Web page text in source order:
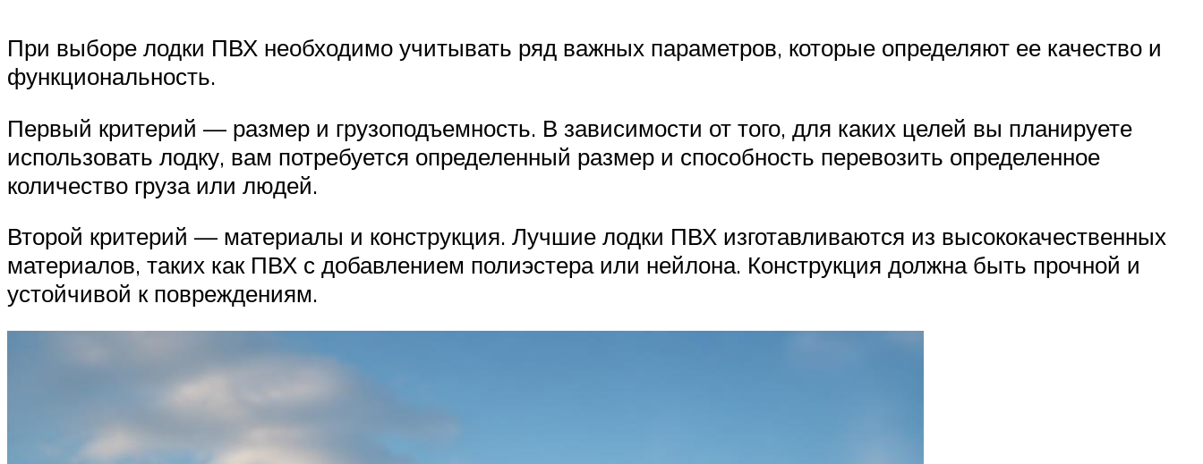
При выборе лодки ПВХ необходимо учитывать ряд важных параметров, которые определяют ее качество и
функциональность.
Первый критерий — размер и грузоподъемность. В зависимости от того, для каких целей вы планируете
использовать лодку, вам потребуется определенный размер и способность перевозить определенное
количество груза или людей.
Второй критерий — материалы и конструкция. Лучшие лодки ПВХ изготавливаются из высококачественных
материалов, таких как ПВХ с добавлением полиэстера или нейлона. Конструкция должна быть прочной и
устойчивой к повреждениям.